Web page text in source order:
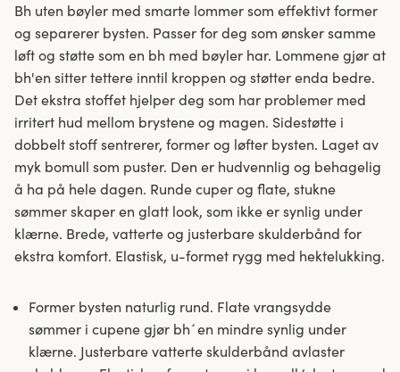
Bh uten bøyler med smarte lommer som effektivt former
og separerer bysten. Passer for deg som ønsker samme
løft og støtte som en bh med bøyler har. Lommene gjør at
bh'en sitter tettere inntil kroppen og støtter enda bedre.
Det ekstra stoffet hjelper deg som har problemer med
irritert hud mellom brystene og magen. Sidestøtte i
dobbelt stoff sentrerer, former og løfter bysten. Laget av
myk bomull som puster. Den er hudvennlig og behagelig
å ha på hele dagen. Runde cuper og flate, stukne
sømmer skaper en glatt look, som ikke er synlig under
klærne. Brede, vatterte og justerbare skulderbånd for
ekstra komfort. Elastisk, u-formet rygg med hektelukking.
Former bysten naturlig rund. Flate vrangsydde
sømmer i cupene gjør bh´en mindre synlig under
klærne. Justerbare vatterte skulderbånd avlaster